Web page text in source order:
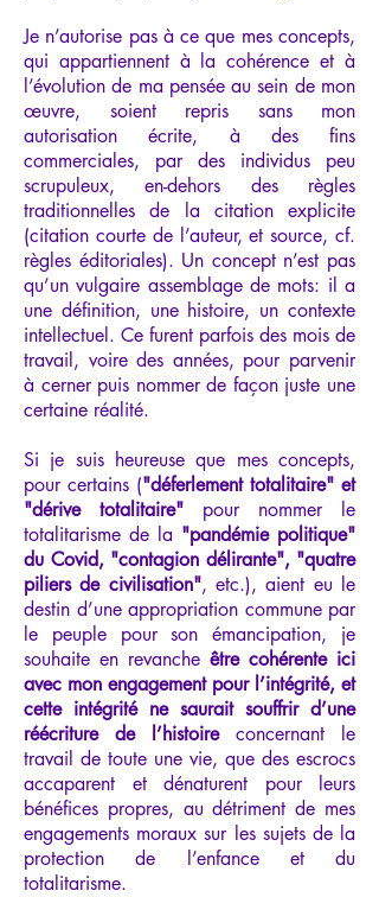
Je n’autorise pas à ce que mes concepts,
qui appartiennent à la cohérence et à
l’évolution de ma pensée au sein de mon
œuvre, soient repris sans mon
autorisation écrite, à des fins
commerciales, par des individus peu
scrupuleux, en-dehors des règles
traditionnelles de la citation explicite
(citation courte de l’auteur, et source, cf.
règles éditoriales). Un concept n’est pas
qu’un vulgaire assemblage de mots: il a
une définition, une histoire, un contexte
intellectuel. Ce furent parfois des mois de
travail, voire des années, pour parvenir
à cerner puis nommer de façon juste une
certaine réalité.
Si je suis heureuse que mes concepts,
pour certains ("déferlement totalitaire" et
"dérive totalitaire" pour nommer le
totalitarisme de la "pandémie politique"
du Covid, "contagion délirante", "quatre
piliers de civilisation", etc.), aient eu le
destin d’une appropriation commune par
le peuple pour son émancipation, je
souhaite en revanche être cohérente ici
avec mon engagement pour l’intégrité, et
cette intégrité ne saurait souffrir d’une
réécriture de l’histoireconcernant le
travail de toute une vie, que des escrocs
accaparent et dénaturent pour leurs
bénéfices propres, au détriment de mes
engagements moraux sur les sujets de la
protection de l’enfance et du
totalitarisme.